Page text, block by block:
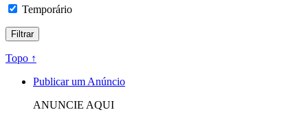
Temporário
Topo ↑
Publicar um Anúncio
ANUNCIE AQUI